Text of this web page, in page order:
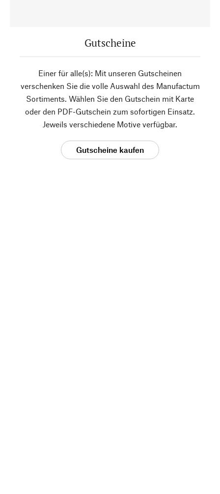
Gutscheine
Einer für alle(s): Mit unseren Gutscheinen
verschenken Sie die volle Auswahl des Manufactum
Sortiments. Wählen Sie den Gutschein mit Karte
oder den PDF-Gutschein zum sofortigen Einsatz.
Jeweils verschiedene Motive verfügbar.
Gutscheine kaufen